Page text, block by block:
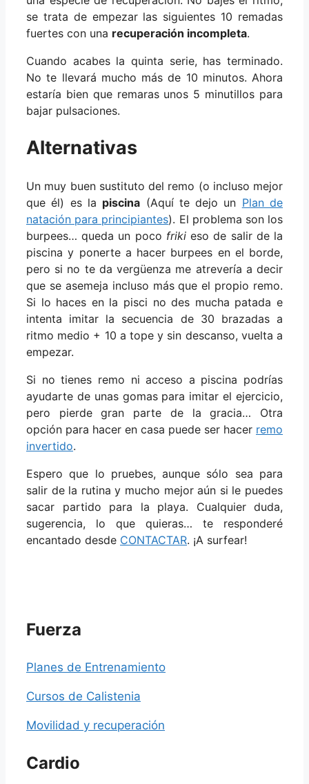
se trata de empezar las siguientes 10 remadas
fuertes con una recuperación incompleta.
Cuando acabes la quinta serie, has terminado.
No te llevará mucho más de 10 minutos. Ahora
estaría bien que remaras unos 5 minutillos para
bajar pulsaciones.
Alternativas
Un muy buen sustituto del remo (o incluso mejor
que él) es la piscina (Aquí te dejo un Plan de
natación para principiantes). El problema son los
burpees… queda un poco frikieso de salir de la
piscina y ponerte a hacer burpees en el borde,
pero si no te da vergüenza me atrevería a decir
que se asemeja incluso más que el propio remo.
Si lo haces en la pisci no des mucha patada e
intenta imitar la secuencia de 30 brazadas a
ritmo medio + 10 a tope y sin descanso, vuelta a
empezar.
Si no tienes remo ni acceso a piscina podrías
ayudarte de unas gomas para imitar el ejercicio,
pero pierde gran parte de la gracia… Otra
opción para hacer en casa puede ser hacer remo
invertido.
Espero que lo pruebes, aunque sólo sea para
salir de la rutina y mucho mejor aún si le puedes
sacar partido para la playa. Cualquier duda,
sugerencia, lo que quieras… te responderé
encantado desde CONTACTAR. ¡A surfear!
Fuerza
Planes de Entrenamiento
Cursos de Calistenia
Movilidad y recuperación
Cardio